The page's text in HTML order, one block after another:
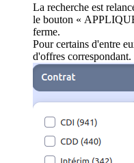
La recherche est
le bouton «
ferme.
Pour certains d'entre
d'offres correspondant.